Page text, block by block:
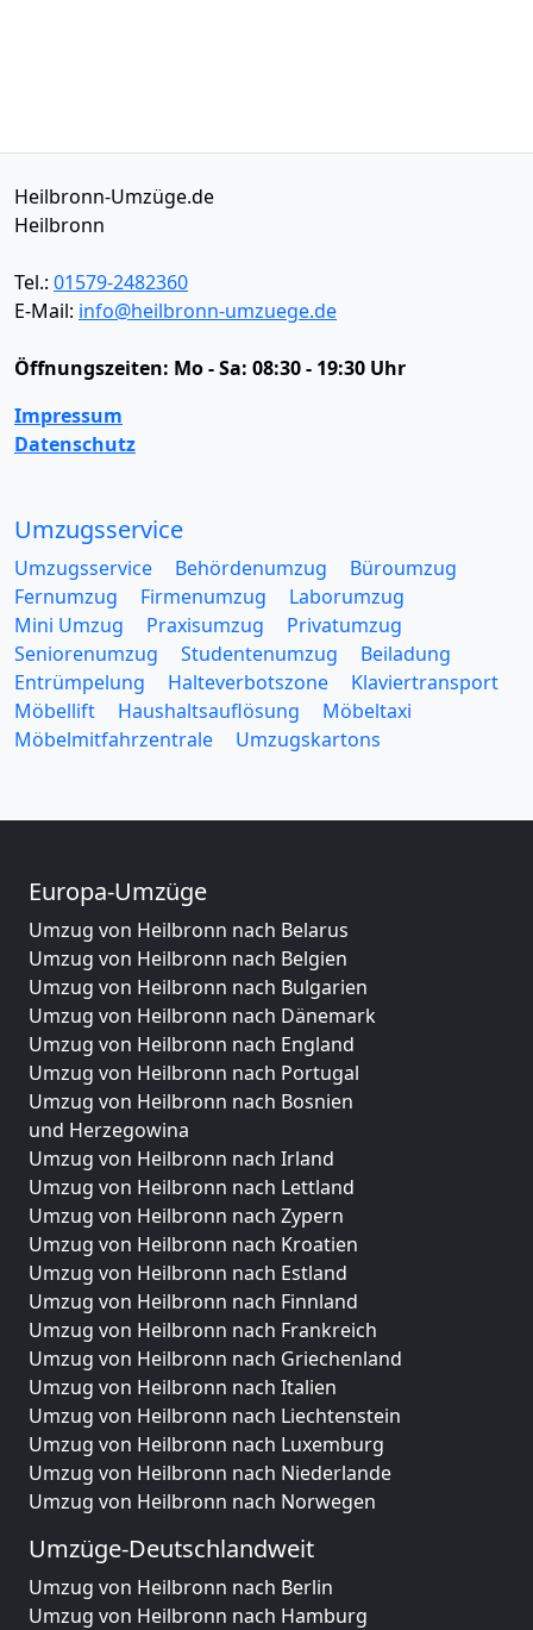
Heilbronn-Umzüge.de
Heilbronn
Tel.: 01579-2482360
E-Mail: info@heilbronn-umzuege.de
Öffnungszeiten: Mo - Sa: 08:30 - 19:30 Uhr
Impressum
Datenschutz
Umzugsservice
Umzugsservice Behördenumzug
Büroumzug
Fernumzug
Firmenumzug
Laborumzug
Mini Umzug
Praxisumzug
Privatumzug
Seniorenumzug
Studentenumzug
Beiladung
Entrümpelung
Halteverbotszone
Klaviertransport
Möbellift
Haushaltsauflösung
Möbeltaxi
Möbelmitfahrzentrale
Umzugskartons
Europa-Umzüge
Umzug von Heilbronn nach Belarus
Umzug von Heilbronn nach Belgien
Umzug von Heilbronn nach Bulgarien
Umzug von Heilbronn nach Dänemark
Umzug von Heilbronn nach England
Umzug von Heilbronn nach Portugal
Umzug von Heilbronn nach Bosnien
und Herzegowina
Umzug von Heilbronn nach Irland
Umzug von Heilbronn nach Lettland
Umzug von Heilbronn nach Zypern
Umzug von Heilbronn nach Kroatien
Umzug von Heilbronn nach Estland
Umzug von Heilbronn nach Finnland
Umzug von Heilbronn nach Frankreich
Umzug von Heilbronn nach Griechenland
Umzug von Heilbronn nach Italien
Umzug von Heilbronn nach Liechtenstein
Umzug von Heilbronn nach Luxemburg
Umzug von Heilbronn nach Niederlande
Umzug von Heilbronn nach Norwegen
Umzüge-Deutschlandweit
Umzug von Heilbronn nach Berlin
Umzug von Heilbronn nach Hamburg